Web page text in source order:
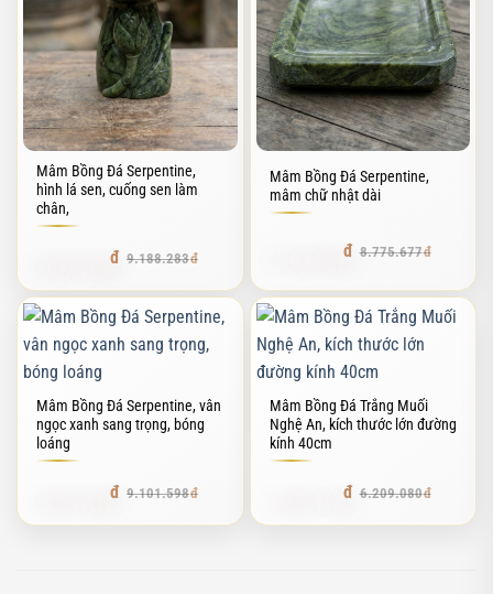
Mâm Bồng Đá Serpentine,
hình lá sen, cuống sen làm
chân,
9.188.283
Mâm Bồng Đá Serpentine,
mâm chữ nhật dài
8.775.677
Mâm Bồng Đá Serpentine, vân
ngọc xanh sang trọng, bóng
loáng
9.101.598
Mâm Bồng Đá Trắng Muối
Nghệ An, kích thước lớn đường
kính 40cm
6.209.080